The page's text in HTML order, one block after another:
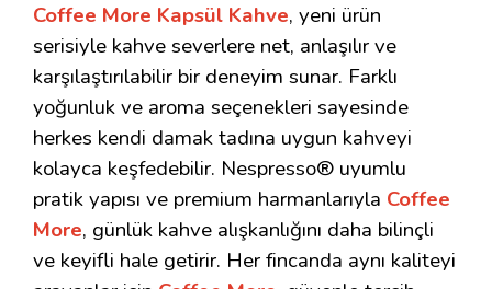
Coffee More Kapsül Kahve, yeni ürün
serisiyle kahve severlere net, anlaşılır ve
karşılaştırılabilir bir deneyim sunar. Farklı
yoğunluk ve aroma seçenekleri sayesinde
herkes kendi damak tadına uygun kahveyi
kolayca keşfedebilir. Nespresso® uyumlu
pratik yapısı ve premium harmanlarıyla Coffee
More, günlük kahve alışkanlığını daha bilinçli
ve keyifli hale getirir. Her fincanda aynı kaliteyi